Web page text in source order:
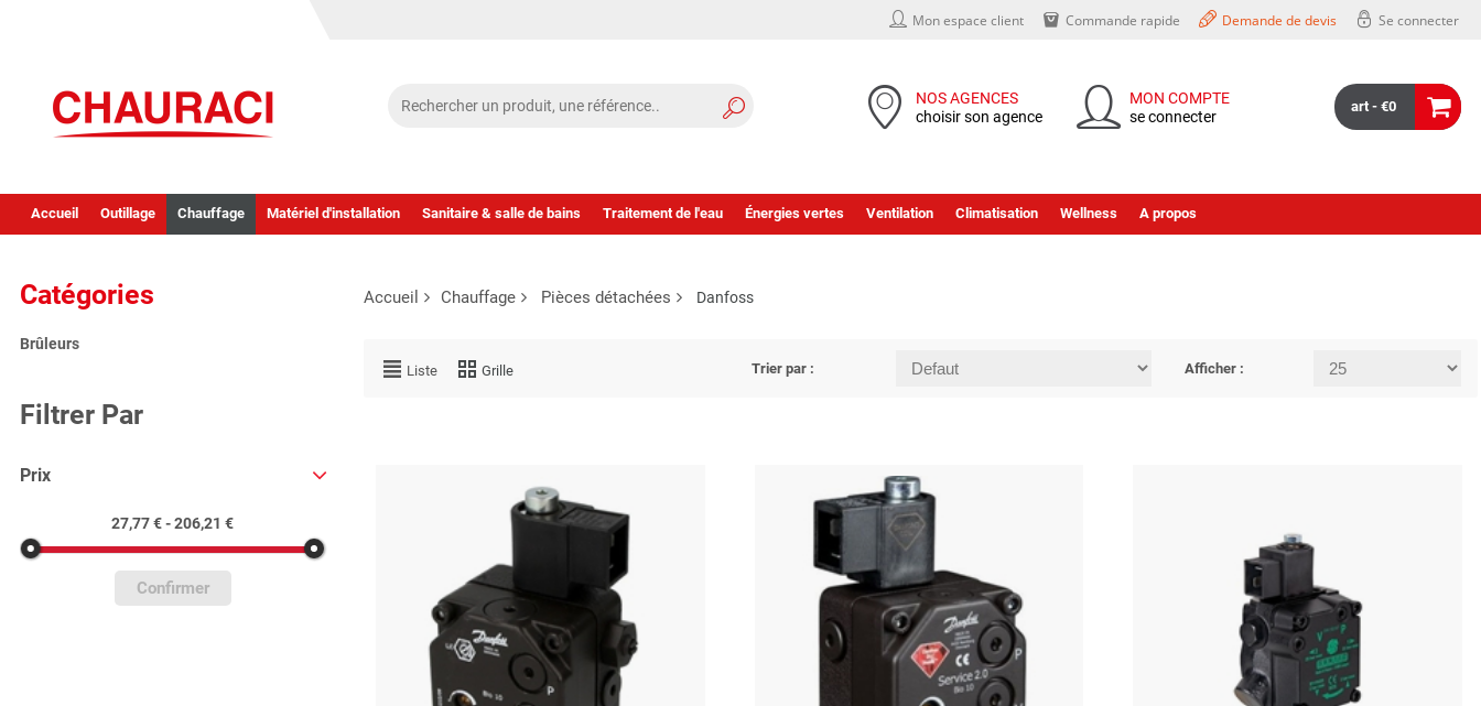
Mon espace client Commande rapide Demande de devis Se connecter
NOS AGENCES
choisir son agence
MON COMPTE
se connecter
art - €0
Accueil Outillage Chauffage Matériel d'installation Sanitaire & salle de bains Traitement de l'eau Énergies vertes Ventilation Climatisation Wellness A propos
Catégories
Brûleurs
Filtrer Par
Prix
27,77 € - 206,21 €
Confirmer
Accueil Chauffage Pièces détachées Danfoss
Liste Grille Trier par : Afficher :